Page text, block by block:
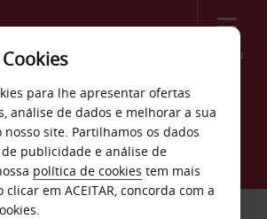
Menu
carros Savona
para lhe apresentar ofertas
análise de dados e melhorar a sua
site. Partilhamos os dados
publicidade e análise de
política de cookies tem mais
clicar em ACEITAR, concorda com a